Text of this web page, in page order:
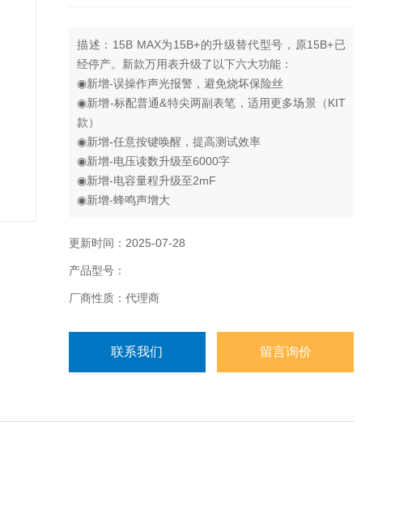
描述： 15B MAX为15B+的升级替代型号，原15B+已
经停产。新款万用表升级了以下六大功能：
◉新增-误操作声光报警，避免烧坏保险丝
◉新增-标配普通&特尖两副表笔，适用更多场景（KIT
款）
◉新增-任意按键唤醒，提高测试效率
◉新增-电压读数升级至6000字
◉新增-电容量程升级至2mF
◉新增-蜂鸣声增大
更新时间：2025-07-28
产品型号：
厂商性质：代理商
联系我们 留言询价